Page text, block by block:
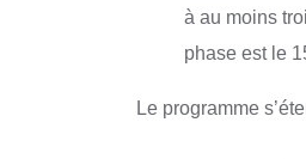
à au moins
phase est le
Le programme